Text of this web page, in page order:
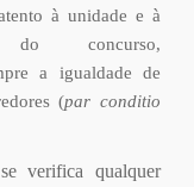
à unidade e à
do concurso,
a igualdade de
(par conditio
verifica qualquer